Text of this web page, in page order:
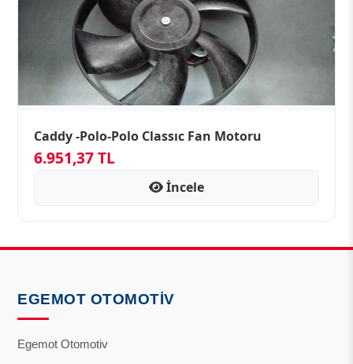
Caddy -Polo-Polo Classıc Fan Motoru
6.951,37 TL
İncele
EGEMOT OTOMOTIV
Egemot Otomotiv